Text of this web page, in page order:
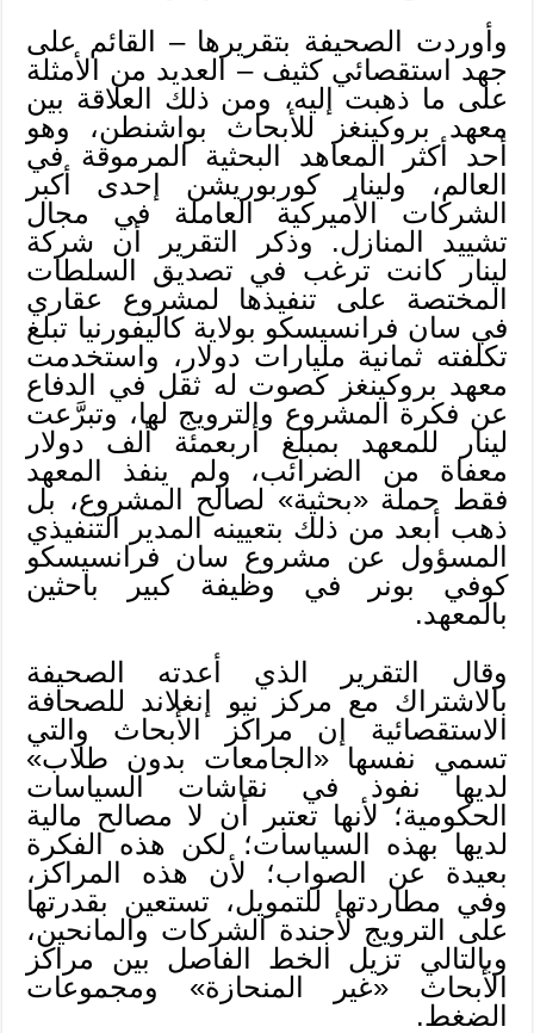
وأوردت الصحيفة بتقريرها – القائم على
جهد استقصائي كثيف – العديد من الأمثلة
على ما ذهبت إليه، ومن ذلك العلاقة بين
معهد بروكينغز للأبحاث بواشنطن، وهو
أحد أكثر المعاهد البحثية المرموقة في
العالم، ولينار كوربوريشن إحدى أكبر
الشركات الأميركية العاملة في مجال
تشييد المنازل. وذكر التقرير أن شركة
لينار كانت ترغب في تصديق السلطات
المختصة على تنفيذها لمشروع عقاري
في سان فرانسيسكو بولاية كاليفورنيا تبلغ
تكلفته ثمانية مليارات دولار، واستخدمت
معهد بروكينغز كصوت له ثقل في الدفاع
عن فكرة المشروع والترويج لها، وتبرَّعت
لينار للمعهد بمبلغ أربعمئة ألف دولار
معفاة من الضرائب، ولم ينفذ المعهد
فقط حملة «بحثية» لصالح المشروع، بل
ذهب أبعد من ذلك بتعيينه المدير التنفيذي
المسؤول عن مشروع سان فرانسيسكو
كوفي بونر في وظيفة كبير باحثين
بالمعهد.
وقال التقرير الذي أعدته الصحيفة
بالاشتراك مع مركز نيو إنغلاند للصحافة
الاستقصائية إن مراكز الأبحاث والتي
تسمي نفسها «الجامعات بدون طلاب»
لديها نفوذ في نقاشات السياسات
الحكومية؛ لأنها تعتبر أن لا مصالح مالية
لديها بهذه السياسات؛ لكن هذه الفكرة
بعيدة عن الصواب؛ لأن هذه المراكز،
وفي مطاردتها للتمويل، تستعين بقدرتها
على الترويج لأجندة الشركات والمانحين،
وبالتالي تزيل الخط الفاصل بين مراكز
الأبحاث «غير المنحازة» ومجموعات
الضغط.